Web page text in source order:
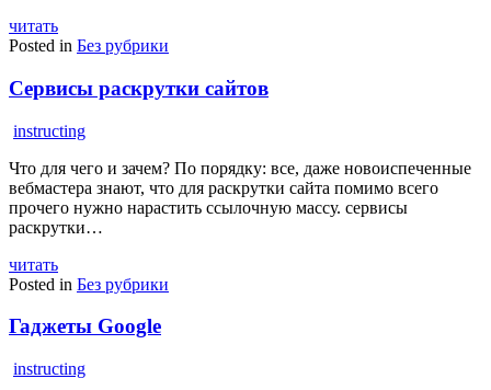
читать
Posted in Без рубрики
Сервисы раскрутки сайтов
instructing
Что для чего и зачем? По порядку: все, даже новоиспеченные
вебмастера знают, что для раскрутки сайта помимо всего
прочего нужно нарастить ссылочную массу. сервисы
раскрутки…
читать
Posted in Без рубрики
Гаджеты Google
instructing